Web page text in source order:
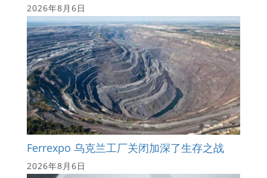
2026年8月6日
Ferrexpo 乌克兰工厂关闭加深了生存之战
2026年8月6日